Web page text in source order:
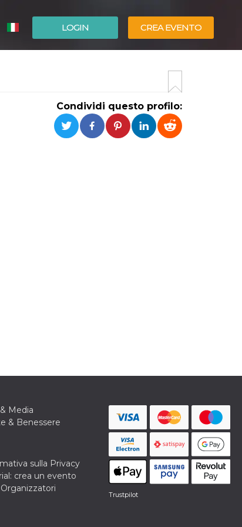
LOGIN CREA EVENTO
Condividi questo profilo:
Media
& Benessere
sulla Privacy
crea un evento
Organizzatori
Trustpilot